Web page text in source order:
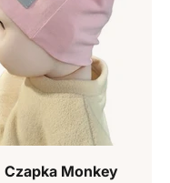
Czapka Monkey